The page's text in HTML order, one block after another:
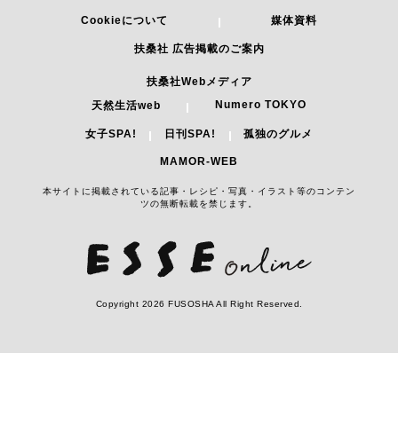
Cookieについて 媒体資料
扶桑社 広告掲載のご案内
扶桑社Webメディア
天然生活web
Numero TOKYO
女子SPA! 日刊SPA! 孤独のグルメ
MAMOR-WEB
本サイトに掲載されている記事・レシピ・写真・イラスト等のコンテン
ツの無断転載を禁じます。
Copyright 2026 FUSOSHA All Right Reserved.